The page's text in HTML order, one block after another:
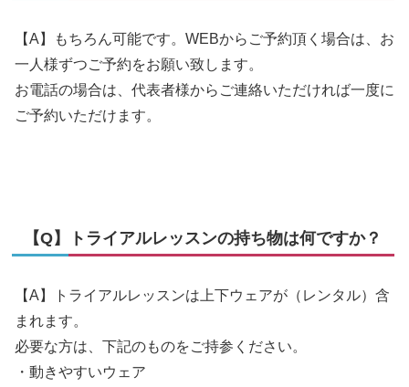
【A】もちろん可能です。WEBからご予約頂く場合は、お
一人様ずつご予約をお願い致します。
お電話の場合は、代表者様からご連絡いただければ一度に
ご予約いただけます。
【Q】トライアルレッスンの持ち物は何ですか？
【A】トライアルレッスンは上下ウェアが（レンタル）含
まれます。
必要な方は、下記のものをご持参ください。
・動きやすいウェア